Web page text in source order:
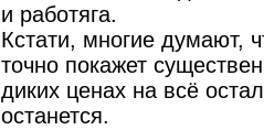
и работяга.
Кстати, многие думают,
точно покажет
диких ценах на всё
останется.